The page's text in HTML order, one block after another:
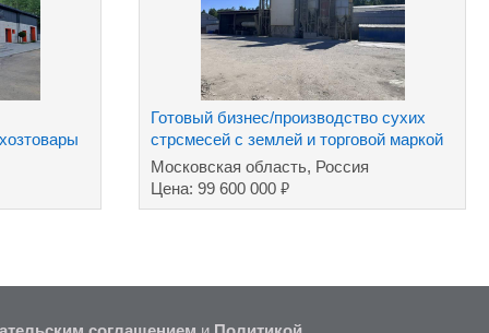
Готовый бизнес/производство сухих
стрсмесей с землей и торговой маркой
Московская область, Россия
Цена: 99 600 000₽